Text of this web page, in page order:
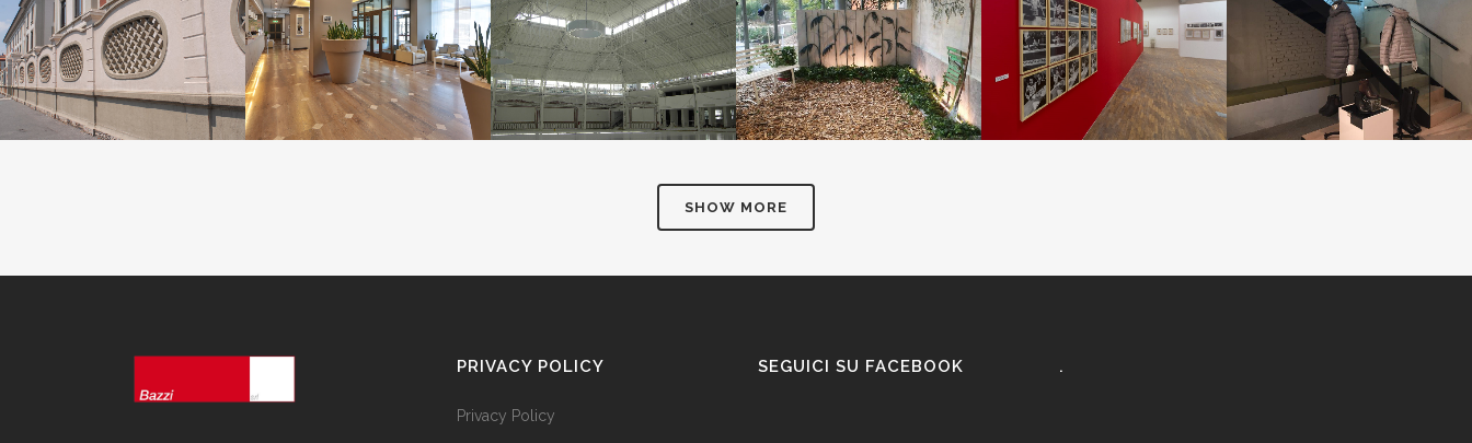
DI BELLE ARTI – MILANO
Aziende | Hotel
ZOOM VIEW
HOTEL & RESIDENCE
Aziende | Hotel
ZOOM VIEW
MILANO
Aziende | Hotel
ZOOM VIEW
Allestimenti
ZOOM VIEW
CONTEMPORANEA MILANO
Aziende | Hotel
ZOOM VIEW
Aziende | Hotel
ZOOM VIEW
SHOW MORE
PRIVACY POLICY
Privacy Policy
SEGUICI SU FACEBOOK .